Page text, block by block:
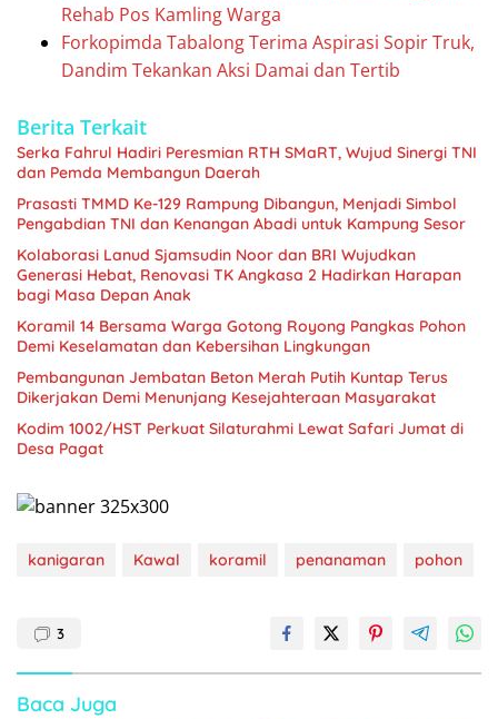
Rehab Pos Kamling Warga
Forkopimda Tabalong Terima Aspirasi Sopir Truk,
Dandim Tekankan Aksi Damai dan Tertib
Berita Terkait
Serka Fahrul Hadiri Peresmian RTH SMaRT, Wujud Sinergi TNI
dan Pemda Membangun Daerah
Prasasti TMMD Ke-129 Rampung Dibangun, Menjadi Simbol
Pengabdian TNI dan Kenangan Abadi untuk Kampung Sesor
Kolaborasi Lanud Sjamsudin Noor dan BRI Wujudkan
Generasi Hebat, Renovasi TK Angkasa 2 Hadirkan Harapan
bagi Masa Depan Anak
Koramil 14 Bersama Warga Gotong Royong Pangkas Pohon
Demi Keselamatan dan Kebersihan Lingkungan
Pembangunan Jembatan Beton Merah Putih Kuntap Terus
Dikerjakan Demi Menunjang Kesejahteraan Masyarakat
Kodim 1002/HST Perkuat Silaturahmi Lewat Safari Jumat di
Desa Pagat
kanigaran Kawal koramil penanaman pohon
3
Baca Juga